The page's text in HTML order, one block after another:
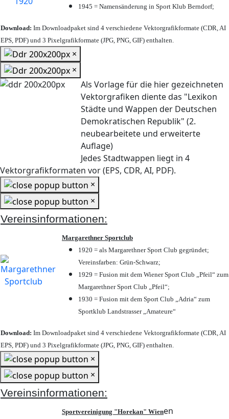
1945 = Namensänderung in Sport Klub Berndorf;
Download: Im Downloadpaket sind 4 verschiedene Vektorgrafikformate (CDR, AI
EPS, PDF) und 3 Pixelgrafikformate (JPG, PNG, GIF) enthalten.
×
×
Als Vorlage für die hier gezeichneten
Vektorgrafiken diente das "Lexikon
Städte und Wappen der Deutschen
Demokratischen Republik" (2.
neubearbeitete und erweiterte
Auflage)
Jedes Stadtwappen liegt in 4
Vektorgrafikformaten vor (EPS, CDR, AI, PDF).
×
×
Vereinsinformationen:
Margarethner Sportclub
1920 = als Margarethner Sport Club gegründet;
Vereinsfarben: Grün-Schwarz;
1929 = Fusion mit dem Wiener Sport Club „Pfeil“ zum
Margarethner Sport Club „Pfeil“;
1930 = Fusion mit dem Sport Club „Adria“ zum
Sportklub Landstrasser „Amateure“
Download: Im Downloadpaket sind 4 verschiedene Vektorgrafikformate (CDR, AI
EPS, PDF) und 3 Pixelgrafikformate (JPG, PNG, GIF) enthalten.
×
×
Vereinsinformationen:
Sportvereinigung "Horekan" Wienen